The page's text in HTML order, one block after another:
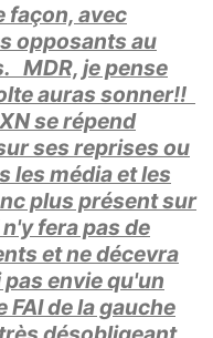
façon, avec
opposants au
MDR, je pense
auras sonner!!
se répend
ses reprises ou
les média et les
plus présent sur
fera pas de
et ne décevra
envie qu'un
de la gauche